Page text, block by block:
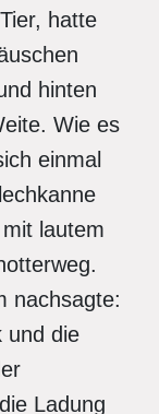
hatte
hinten
Wie es
einmal
lautem
nachsagte:
und die
Ladung